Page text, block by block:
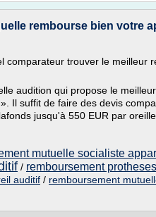
rembourse bien votre
comparateur trouver le meilleur
audition qui propose le
Il suffit de faire des devis
jusqu'à 550 EUR par
mutuelle socialiste
/ remboursement
auditif / remboursement